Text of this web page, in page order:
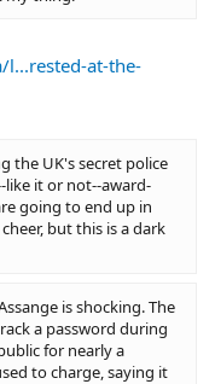
at-the-
the UK's secret police
like it or not--award-
going to end up in
but this is a dark
is shocking. The
a password during
for nearly a
to charge, saying it